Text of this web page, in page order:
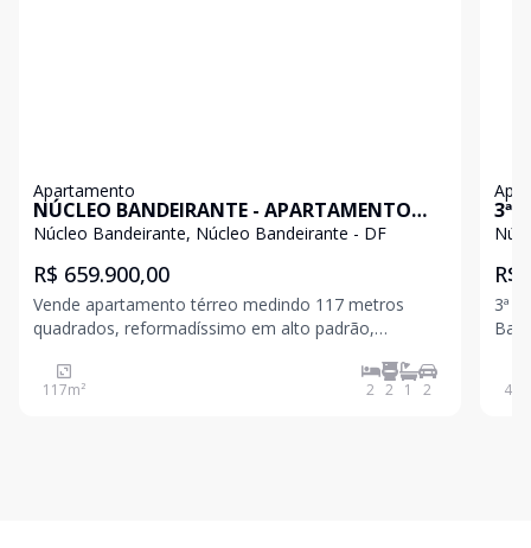
Apartamento
NÚCLEO BANDEIRANTE - APARTAMENTO
TÉRREO 2 QUARTOS SENDO 1 SUÍTE
FGTS
Núcleo Bandeirante, Núcleo Bandeirante - DF
R$ 659.900,00
Vende apartamento térreo medindo 117 metros
quadrados, reformadíssimo em alto padrão,
completa para instalação de ar condicionado na sala
e na suíte master. Características: 2 Quartos, sendo 1
117m² 2 2 1 2
3ª
R$
3ª
46